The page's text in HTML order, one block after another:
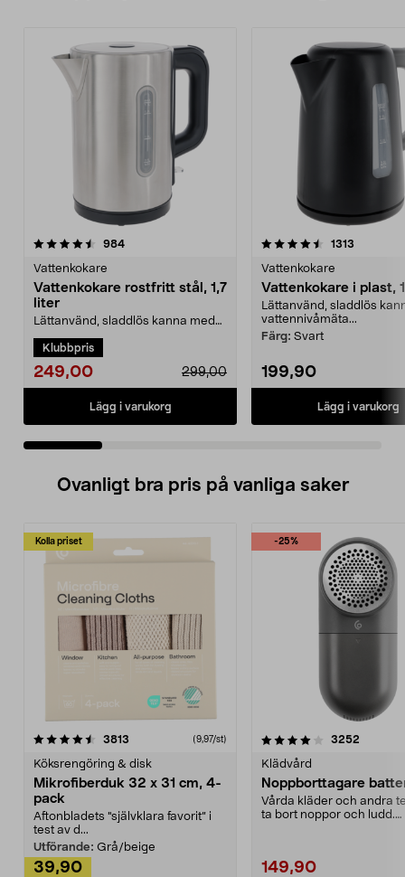
984recensioner
Vattenkokare
Vattenkokare rostfritt stål, 1,7
liter
Lättanvänd, sladdlös kanna med
rostfritt stål –...
Klubbpris
249,00 299,00
Lägg i varukorg
4.5 av 5 stjärnor 1313
Vattenkokare
Vattenkokare i plast,
Lättanvänd, sladdlös
vattennivåmäta...
Färg: Svart
199,90
Lägg i varukorg
4.5 av 5 stjärnor
Ovanligt bra pris på vanliga saker
Kolla priset
3813 (9,97/st)
Köksrengöring & disk
Mikrofiberduk 32 x 31 cm, 4-
pack
Aftonbladets "självklara favorit” i
test av d...
Utförande: Grå/beige
39,90
-25%
4.0av 5 stjärnor 3252
Klädvård
Noppborttagare
Vårda kläder och andra
ta bort noppor och ludd.
149,90
4.5av 5 stjärnor